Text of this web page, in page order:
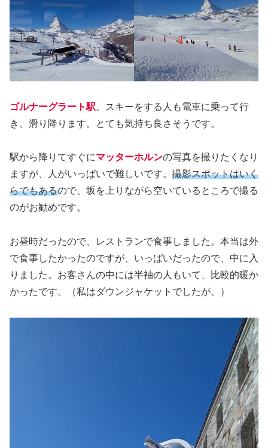
ゴルナーグラート駅。スキーをする人も電車に乗って行
き、滑り降ります。とても気持ち良さそうです。
駅から降りてすぐにマッターホルンの写真を撮りたくなり
ますが、人がいっぱいで難しいです。 撮影スポットはいく
らでもあるので、坂を上りながら空いているところで撮る
のがお勧めです。
お昼時だったので、レストランで食事しました。本当は外
で食事したかったのですが、いっぱいだったので、中に入
りました。お客さんの中には半袖の人もいて、比較的暖か
かったです。（私はダウンジャケットでしたが。）